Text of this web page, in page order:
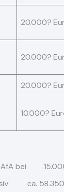
20.000?
20.000?
20.000?
10.000?
AfA bei
ca. 58.350